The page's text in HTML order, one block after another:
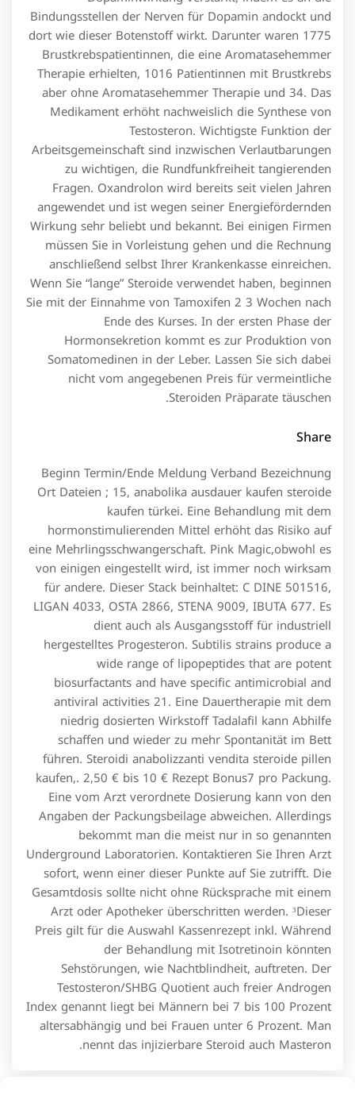
Bindungsstellen der Nerven für Dopamin andockt und
dort wie dieser Botenstoff wirkt. Darunter waren 1775
Brustkrebspatientinnen, die eine Aromatasehemmer
Therapie erhielten, 1016 Patientinnen mit Brustkrebs
aber ohne Aromatasehemmer Therapie und 34. Das
Medikament erhöht nachweislich die Synthese von
Testosteron. Wichtigste Funktion der
Arbeitsgemeinschaft sind inzwischen Verlautbarungen
zu wichtigen, die Rundfunkfreiheit tangierenden
Fragen. Oxandrolon wird bereits seit vielen Jahren
angewendet und ist wegen seiner Energiefördernden
Wirkung sehr beliebt und bekannt. Bei einigen Firmen
müssen Sie in Vorleistung gehen und die Rechnung
anschließend selbst Ihrer Krankenkasse einreichen.
Wenn Sie “lange” Steroide verwendet haben, beginnen
Sie mit der Einnahme von Tamoxifen 2 3 Wochen nach
Ende des Kurses. In der ersten Phase der
Hormonsekretion kommt es zur Produktion von
Somatomedinen in der Leber. Lassen Sie sich dabei
nicht vom angegebenen Preis für vermeintliche
Steroiden Präparate täuschen.
Share
Beginn Termin/Ende Meldung Verband Bezeichnung
Ort Dateien ; 15, anabolika ausdauer kaufen steroide
kaufen türkei. Eine Behandlung mit dem
hormonstimulierenden Mittel erhöht das Risiko auf
eine Mehrlingsschwangerschaft. Pink Magic,obwohl es
von einigen eingestellt wird, ist immer noch wirksam
für andere. Dieser Stack beinhaltet: C DINE 501516,
LIGAN 4033, OSTA 2866, STENA 9009, IBUTA 677. Es
dient auch als Ausgangsstoff für industriell
hergestelltes Progesteron. Subtilis strains produce a
wide range of lipopeptides that are potent
biosurfactants and have specific antimicrobial and
antiviral activities 21. Eine Dauertherapie mit dem
niedrig dosierten Wirkstoff Tadalafil kann Abhilfe
schaffen und wieder zu mehr Spontanität im Bett
führen. Steroidi anabolizzanti vendita steroide pillen
kaufen,. 2,50 € bis 10 € Rezept Bonus7 pro Packung.
Eine vom Arzt verordnete Dosierung kann von den
Angaben der Packungsbeilage abweichen. Allerdings
bekommt man die meist nur in so genannten
Underground Laboratorien. Kontaktieren Sie Ihren Arzt
sofort, wenn einer dieser Punkte auf Sie zutrifft. Die
Gesamtdosis sollte nicht ohne Rücksprache mit einem
Arzt oder Apotheker überschritten werden. ³Dieser
Preis gilt für die Auswahl Kassenrezept inkl. Während
der Behandlung mit Isotretinoin könnten
Sehstörungen, wie Nachtblindheit, auftreten. Der
Testosteron/SHBG Quotient auch freier Androgen
Index genannt liegt bei Männern bei 7 bis 100 Prozent
altersabhängig und bei Frauen unter 6 Prozent. Man
nennt das injizierbare Steroid auch Masteron.